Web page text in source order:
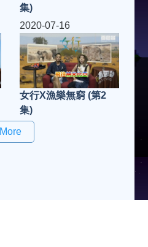
集)
2020-07-16
女行X漁樂無窮 (第2
集)
More